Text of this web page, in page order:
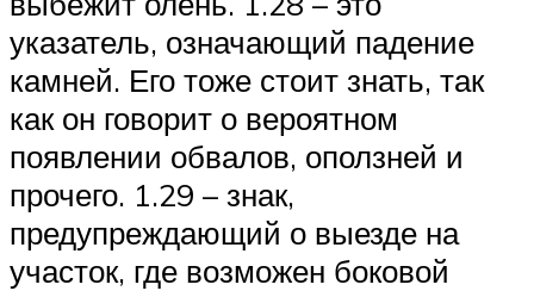
указатель, означающий падение
камней. Его тоже стоит знать, так
как он говорит о вероятном
появлении обвалов, оползней и
прочего. 1.29 – знак,
предупреждающий о выезде на
участок, где возможен боковой